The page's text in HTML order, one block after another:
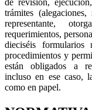
trámites
representante,
requerimientos,
dieciséis
procedimientos y
están obligados a
incluso en ese caso,
como en papel.